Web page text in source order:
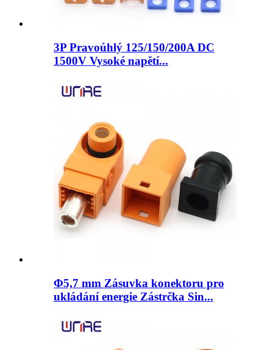
3P Pravoúhlý 125/150/200A DC
1500V Vysoké napětí...
Φ5,7 mm Zásuvka konektoru pro
ukládání energie Zástrčka Sin...